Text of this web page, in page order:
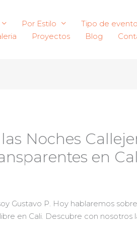
Por Estilo Tipo de evento
Proyectos Blog
Noches
en
Gustavo P. Hoy hablaremos
en Cali. Descubre con nosotros